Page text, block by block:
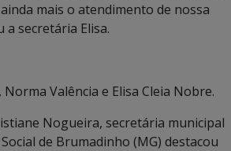
mais o atendimento de nossa
a secretária Elisa.
Valência e Elisa Cleia Nobre.
Nogueira, secretária municipal
de Brumadinho (MG) destacou